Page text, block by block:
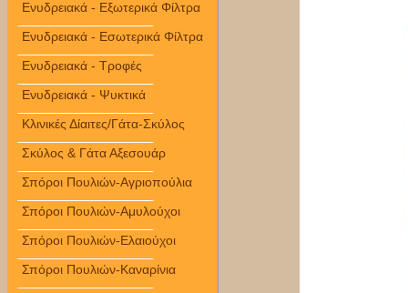
Ενυδρειακά - Εξωτερικά Φίλτρα
Ενυδρειακά - Εσωτερικά Φίλτρα
Ενυδρειακά - Τροφές
Ενυδρειακά - Ψυκτικά
Κλινικές Δίαιτες/Γάτα-Σκύλος
Σκύλος & Γάτα Αξεσουάρ
Σπόροι Πουλιών-Αγριοπούλια
Σπόροι Πουλιών-Αμυλούχοι
Σπόροι Πουλιών-Ελαιούχοι
Σπόροι Πουλιών-Καναρίνια